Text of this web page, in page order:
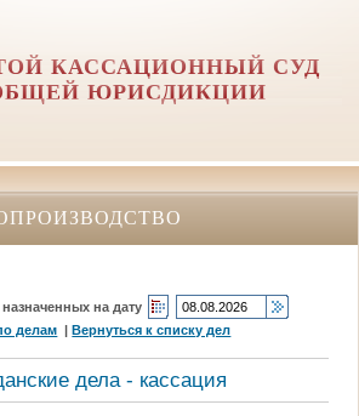
КАССАЦИОННЫЙ СУД
ЮРИСДИКЦИИ
на дату
делам |Вернуться к списку дел
дела - кассация